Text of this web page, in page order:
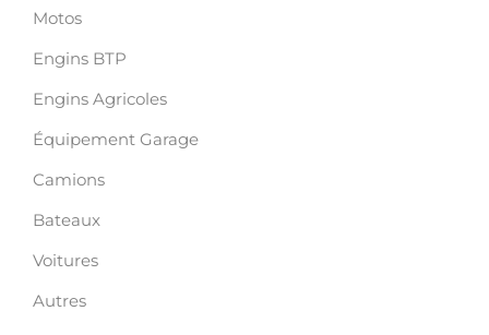
Motos
Engins BTP
Engins Agricoles
Équipement Garage
Camions
Bateaux
Voitures
Autres